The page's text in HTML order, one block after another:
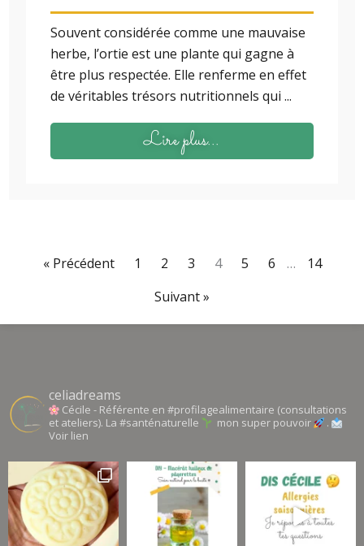
Souvent considérée comme une mauvaise
herbe, l’ortie est une plante qui gagne à
être plus respectée. Elle renferme en effet
de véritables trésors nutritionnels qui ...
Lire plus...
« Précédent 1 2 3 4 5 6 …
14
Suivant »
celiadreams
Cécile - Référente en #profilagealimentaire (consultations
et ateliers). La #santénaturelle
mon super pouvoir
.
Voir lien